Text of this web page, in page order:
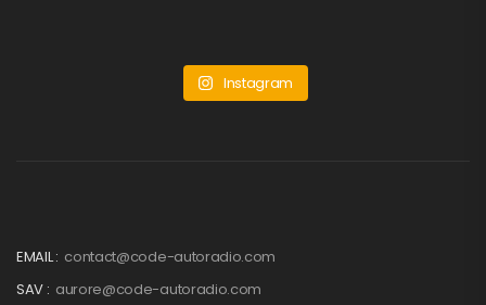
Instagram
EMAIL : contact@code-autoradio.com
SAV : aurore@code-autoradio.com